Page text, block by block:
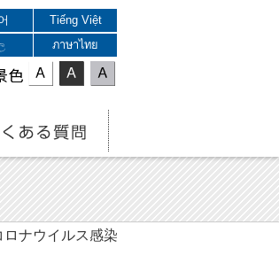
Tiếng Việt
ภาษาไทย
色
ナウイルス感染